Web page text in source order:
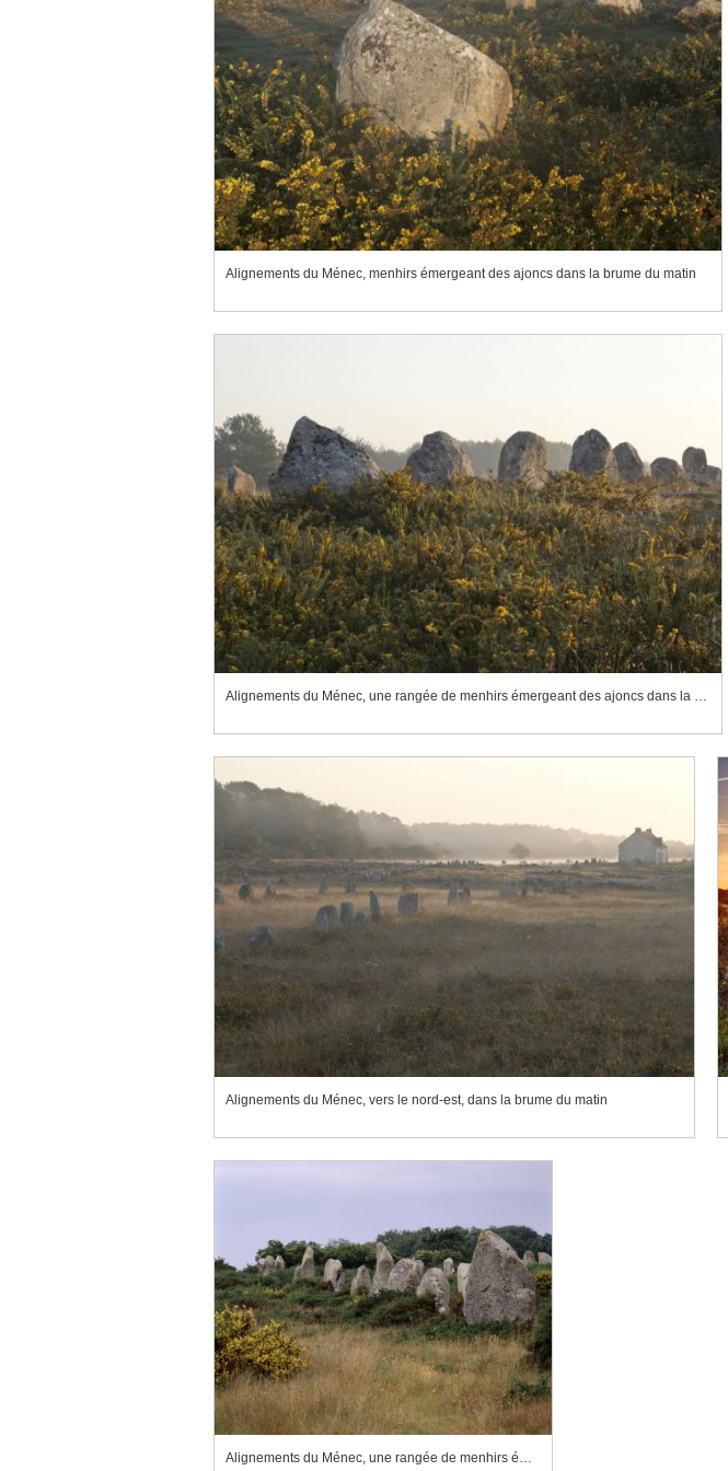
Alignements du Ménec, menhirs émergeant des ajoncs dans la brume du matin
Alignements du Ménec, une rangée de menhirs émergeant des ajoncs dans la brume du matin
Alignements du Ménec, vers le nord-est, dans la brume du matin
Alignements du Ménec, une rangée de menhirs émergeant de la lande